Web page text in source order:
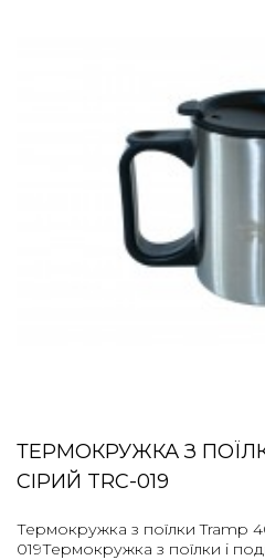
ТЕРМОКРУЖКА З
СІРИЙ TRC-019
Термокружка з поїлки Tramp
019Термокружка з поїлки і